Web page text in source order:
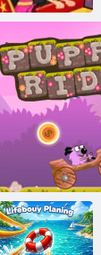
Jaudulio
skubėjimas 3